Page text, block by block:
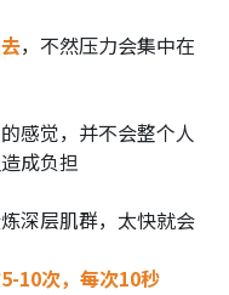
，不然压力会集中在
感觉，并不会整个人
成负担
深层肌群，太快就会
10次，每次10秒